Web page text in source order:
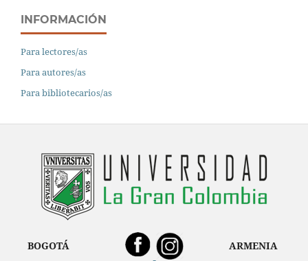
INFORMACIÓN
Para lectores/as
Para autores/as
Para bibliotecarios/as
BOGOTÁ
ARMENIA